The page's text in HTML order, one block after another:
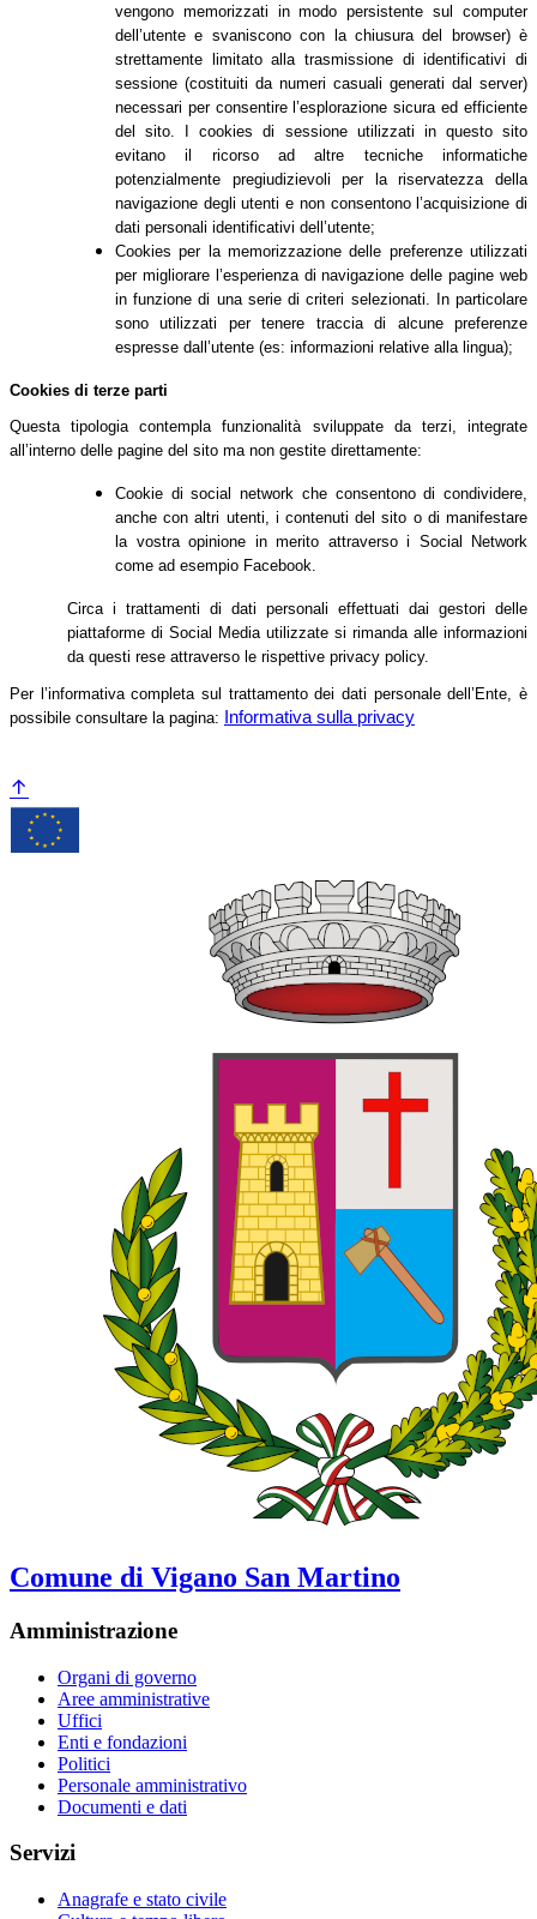
vengono memorizzati in modo persistente sul computer
dell’utente e svaniscono con la chiusura del browser) è
strettamente limitato alla trasmissione di identificativi di
sessione (costituiti da numeri casuali generati dal server)
necessari per consentire l’esplorazione sicura ed efficiente
del sito. I cookies di sessione utilizzati in questo sito
evitano il ricorso ad altre tecniche informatiche
potenzialmente pregiudizievoli per la riservatezza della
navigazione degli utenti e non consentono l’acquisizione di
dati personali identificativi dell’utente;
Cookies per la memorizzazione delle preferenze utilizzati
per migliorare l’esperienza di navigazione delle pagine web
in funzione di una serie di criteri selezionati. In particolare
sono utilizzati per tenere traccia di alcune preferenze
espresse dall’utente (es: informazioni relative alla lingua);
Cookies di terze parti
Questa tipologia contempla funzionalità sviluppate da terzi, integrate
all’interno delle pagine del sito ma non gestite direttamente:
Cookie di social network che consentono di condividere,
anche con altri utenti, i contenuti del sito o di manifestare
la vostra opinione in merito attraverso i Social Network
come ad esempio Facebook.
Circa i trattamenti di dati personali effettuati dai gestori delle
piattaforme di Social Media utilizzate si rimanda alle informazioni
da questi rese attraverso le rispettive privacy policy.
Per l’informativa completa sul trattamento dei dati personale dell’Ente, è
possibile consultare la pagina:
Informativa sulla privacy
Comune di Vigano San Martino
Amministrazione
Organi di governo
Aree amministrative
Uffici
Enti e fondazioni
Politici
Personale amministrativo
Documenti e dati
Servizi
Anagrafe e stato civile